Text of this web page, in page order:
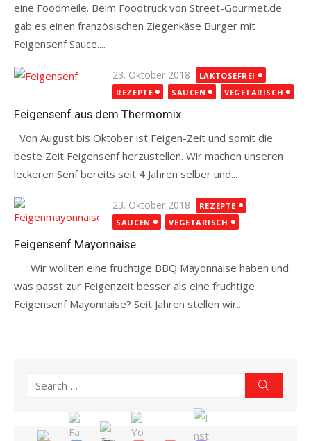
eine Foodmeile. Beim Foodtruck von Street-Gourmet.de
gab es einen französischen Ziegenkäse Burger mit
Feigensenf Sauce....
Posted
on
23. Oktober 2018
LAKTOSEFREI
REZEPTE
SAUCEN VEGETARISCH
Feigensenf aus dem Thermomix
Von August bis Oktober ist Feigen-Zeit und somit die
beste Zeit Feigensenf herzustellen. Wir machen unseren
leckeren Senf bereits seit 4 Jahren selber und...
Posted
on
23. Oktober 2018
REZEPTE
SAUCEN
VEGETARISCH
Feigensenf Mayonnaise
Wir wollten eine fruchtige BBQ Mayonnaise haben und
was passt zur Feigenzeit besser als eine fruchtige
Feigensenf Mayonnaise? Seit Jahren stellen wir...
Search